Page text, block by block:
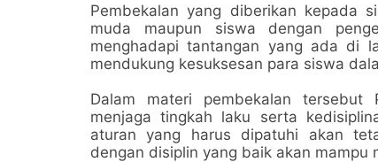
Pembekalan yang diberikan kepada
muda maupun siswa dengan
menghadapi tantangan yang ada di
mendukung kesuksesan para siswa
Dalam materi pembekalan tersebut
menjaga tingkah laku serta
aturan yang harus dipatuhi akan
dengan disiplin yang baik akan